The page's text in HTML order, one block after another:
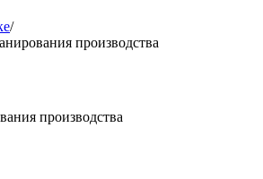
/
производства
производства